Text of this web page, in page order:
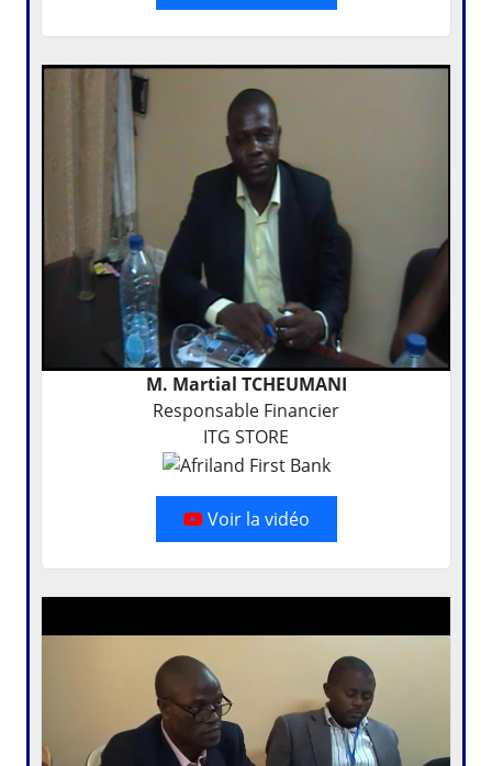
M. Martial TCHEUMANI
Responsable Financier
ITG STORE
Voir la vidéo